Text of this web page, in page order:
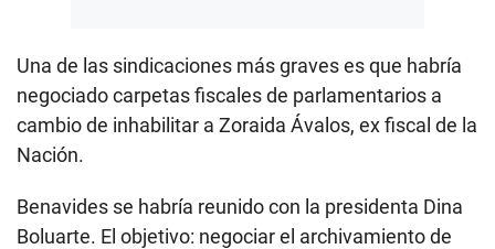
Una de las sindicaciones más graves es que habría
negociado carpetas fiscales de parlamentarios a
cambio de inhabilitar a Zoraida Ávalos, ex fiscal de la
Nación.
Benavides se habría reunido con la presidenta Dina
Boluarte. El objetivo: negociar el archivamiento de